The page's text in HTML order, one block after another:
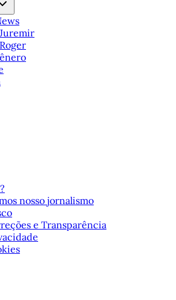
nosso jornalismo
e Transparência